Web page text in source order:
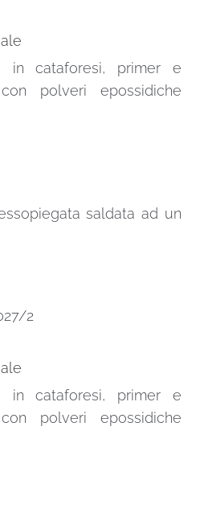
in cataforesi, primer e
polveri epossidiche
saldata ad un
2
in cataforesi, primer e
polveri epossidiche